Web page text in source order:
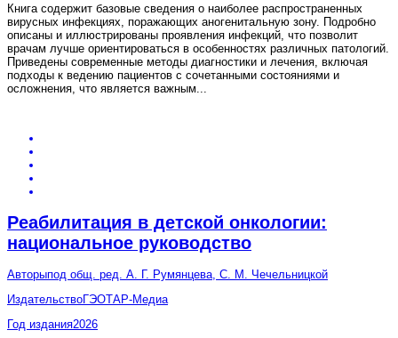
Книга содержит базовые сведения о наиболее распространенных
вирусных инфекциях, поражающих аногенитальную зону. Подробно
описаны и иллюстрированы проявления инфекций, что позволит
врачам лучше ориентироваться в особенностях различных патологий.
Приведены современные методы диагностики и лечения, включая
подходы к ведению пациентов с сочетанными состояниями и
осложнения, что является важным
Реабилитация в детской онкологии:
национальное руководство
Авторыпод общ. ред. А. Г. Румянцева, С. М. Чечельницкой
ИздательствоГЭОТАР-Медиа
Год издания2026